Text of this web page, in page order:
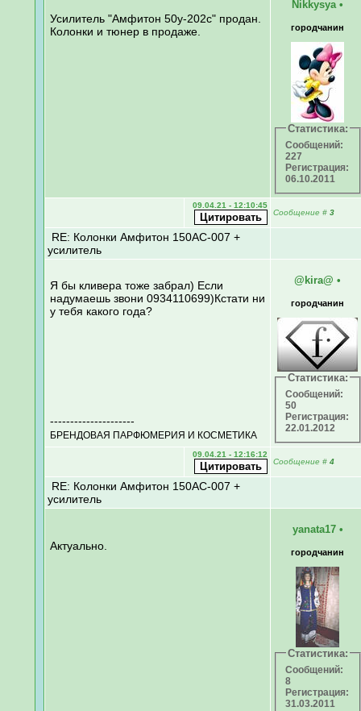
Усилитель "Амфитон 50у-202с" продан.
Колонки и тюнер в продаже.
Nikkysya •
городчанин
Статистика:
Сообщений:
227
Регистрация:
06.10.2011
09.04.21 - 12:10:45
Сообщение # 3
RE: Колонки Амфитон 150АС-007 +
усилитель
Я бы кливера тоже забрал) Если
надумаешь звони 0934110699)Кстати ни
у тебя какого года?
---------------------
БРЕНДОВАЯ ПАРФЮМЕРИЯ И КОСМЕТИКА
@kira@ •
городчанин
Статистика:
Сообщений:
50
Регистрация:
22.01.2012
09.04.21 - 12:16:12
Сообщение # 4
RE: Колонки Амфитон 150АС-007 +
усилитель
Актуально.
yanata17 •
городчанин
Статистика:
Сообщений:
8
Регистрация:
31.03.2011